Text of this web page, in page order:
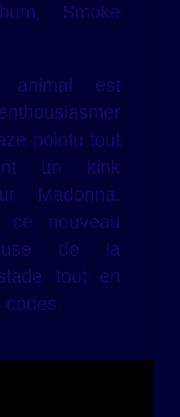
Smoke
animal est
pointu tout
un kink
Madonna.
ce nouveau
de la
tout en
codes.